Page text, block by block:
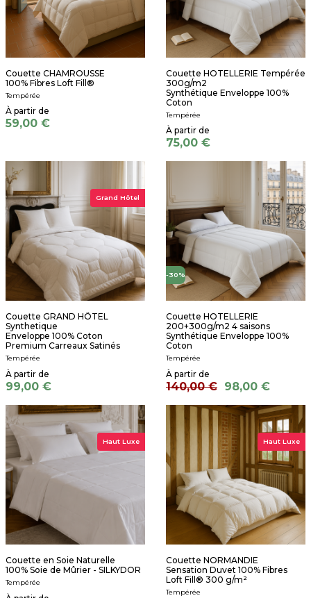
Couette CHAMROUSSE
100% Fibres Loft Fill®
Tempérée
59,00 €
Couette HOTELLERIE Tempérée
300g/m2
Synthétique Enveloppe 100%
Coton
Tempérée
75,00 €
Grand Hôtel
Couette GRAND HÔTEL
Synthetique
Enveloppe 100% Coton
Premium Carreaux Satinés
Tempérée
99,00 €
-30%
Couette HOTELLERIE
200+300g/m2 4 saisons
Synthétique Enveloppe 100%
Coton
Tempérée
140,00 € 98,00 €
Haut Luxe
Couette en Soie Naturelle
100% Soie de Mûrier - SILKYDOR
Tempérée
Haut Luxe
Couette NORMANDIE
Sensation Duvet 100% Fibres
Loft Fill® 300 g/m²
Tempérée